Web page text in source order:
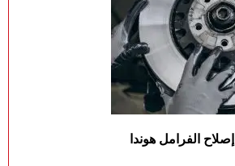
إصلاح الفرامل هوندا